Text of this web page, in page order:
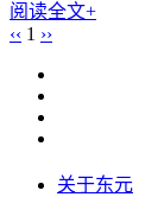
阅读全文+
‹‹ 1 ››
关于东元